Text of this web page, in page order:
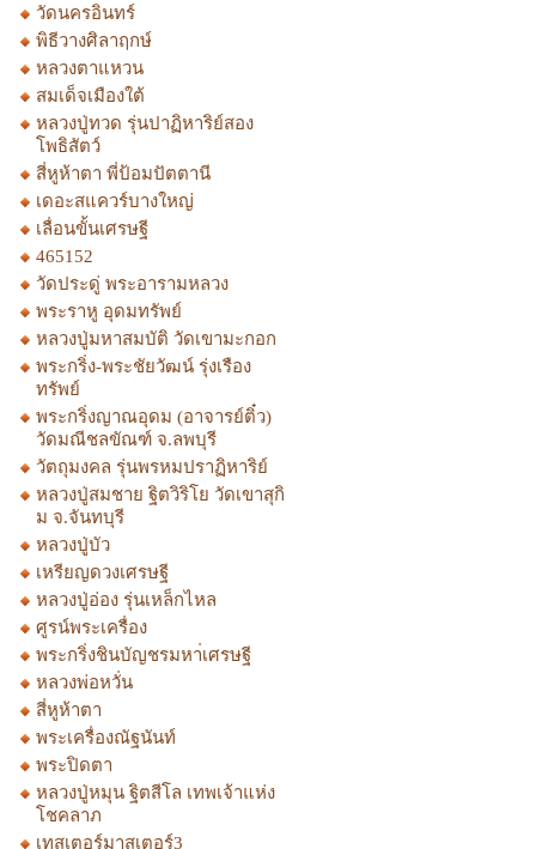
วัดนครอินทร์
พิธีวางศิลาฤกษ์
หลวงตาแหวน
สมเด็จเมืองใต้
หลวงปู่ทวด รุ่นปาฏิหาริย์สอง
โพธิสัตว์
สี่หูห้าตา พี่ป้อมปัตตานี
เดอะสแควร์บางใหญ่
เลื่อนขั้นเศรษฐี
465152
วัดประดู่ พระอารามหลวง
พระราหู อุดมทรัพย์
หลวงปู่มหาสมบัติ วัดเขามะกอก
พระกริ่ง-พระชัยวัฒน์ รุ่งเรือง
ทรัพย์
พระกริ่งญาณอุดม (อาจารย์ติ๋ว)
วัดมณีชลขัณฑ์ จ.ลพบุรี
วัตถุมงคล รุ่นพรหมปราฏิหาริย์
หลวงปู่สมชาย ฐิตวิริโย วัดเขาสุกิ
ม จ.จันทบุรี
หลวงปู่บัว
เหรียญดวงเศรษฐี
หลวงปู่อ่อง รุ่นเหล็กไหล
ศูรน์พระเครื่อง
พระกริ่งชินบัญชรมหา่เศรษฐี
หลวงพ่อหวั่น
สี่หูห้าตา
พระเครื่องณัฐนันท์
พระปิดตา
หลวงปู่หมุน ฐิตสีโล เทพเจ้าแห่ง
โชคลาภ
เทสเตอร์มาสเตอร์3